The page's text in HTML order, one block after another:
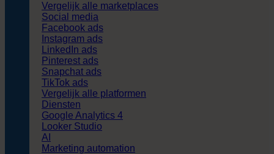
Vergelijk alle marketplaces
Social media
Facebook ads
Instagram ads
LinkedIn ads
Pinterest ads
Snapchat ads
TikTok ads
Vergelijk alle platformen
Diensten
Google Analytics 4
Looker Studio
AI
Marketing automation